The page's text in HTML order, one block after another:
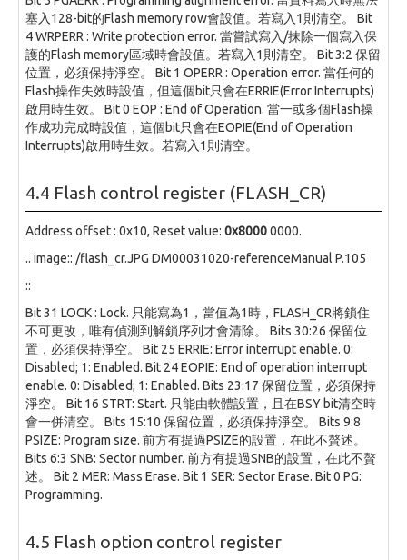
塞入128-bit的Flash memory row會設值。若寫入1則清空。 Bit
4 WRPERR : Write protection error. 當嘗試寫入/抹除一個寫入保
護的Flash memory區域時會設值。若寫入1則清空。 Bit 3:2 保留
位置，必須保持淨空。 Bit 1 OPERR : Operation error. 當任何的
Flash操作失效時設值，但這個bit只會在ERRIE(Error Interrupts)
啟用時生效。 Bit 0 EOP : End of Operation. 當一或多個Flash操
作成功完成時設值，這個bit只會在EOPIE(End of Operation
Interrupts)啟用時生效。若寫入1則清空。
4.4 Flash control register (FLASH_CR)
Address offset : 0x10, Reset value: 0x80000000.
.. image:: /flash_cr.JPG DM00031020-referenceManual P.105
::
Bit 31 LOCK : Lock. 只能寫為1，當值為1時，FLASH_CR將鎖住
不可更改，唯有偵測到解鎖序列才會清除。 Bits 30:26 保留位
置，必須保持淨空。 Bit 25 ERRIE: Error interrupt enable. 0:
Disabled; 1: Enabled. Bit 24 EOPIE: End of operation interrupt
enable. 0: Disabled; 1: Enabled. Bits 23:17 保留位置，必須保持
淨空。 Bit 16 STRT: Start. 只能由軟體設置，且在BSY bit清空時
會一併清空。 Bits 15:10 保留位置，必須保持淨空。 Bits 9:8
PSIZE: Program size. 前方有提過PSIZE的設置，在此不贅述。
Bits 6:3 SNB: Sector number. 前方有提過SNB的設置，在此不贅
述。 Bit 2 MER: Mass Erase. Bit 1 SER: Sector Erase. Bit 0 PG:
Programming.
4.5 Flash option control register